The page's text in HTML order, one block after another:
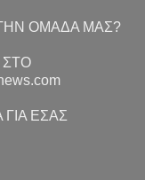
ΟΜΑΔΑ ΜΑΣ?
ΣΤΟ
ΓΙΑ ΕΣΑΣ